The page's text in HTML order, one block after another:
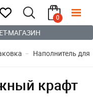
0
МАГАЗИН
Наполнитель для
крафт